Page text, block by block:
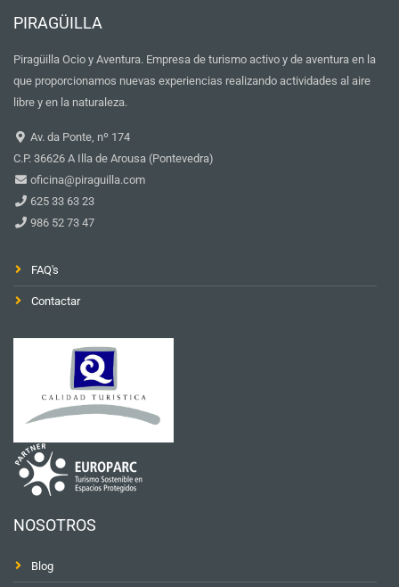
PIRAGÜILLA
Piragüilla Ocio y Aventura. Empresa de turismo activo y de aventura en la
que proporcionamos nuevas experiencias realizando actividades al aire
libre y en la naturaleza.
Av. da Ponte, nº 174
C.P. 36626 A Illa de Arousa (Pontevedra)
oficina@piraguilla.com
625 33 63 23
986 52 73 47
FAQ's
Contactar
NOSOTROS
Blog